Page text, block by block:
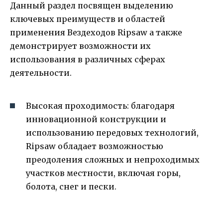
Данный раздел посвящен выделению
ключевых преимуществ и областей
применения Вездеходов Ripsaw а также
демонстрирует возможности их
использования в различных сферах
деятельности.
Высокая проходимость: благодаря
инновационной конструкции и
использованию передовых технологий,
Ripsaw обладает возможностью
преодоления сложных и непроходимых
участков местности, включая горы,
болота, снег и пески.